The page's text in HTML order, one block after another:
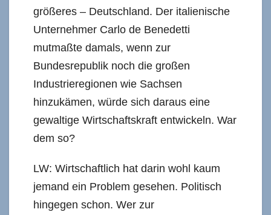
größeres – Deutschland. Der italienische
Unternehmer Carlo de Benedetti
mutmaßte damals, wenn zur
Bundesrepublik noch die großen
Industrieregionen wie Sachsen
hinzukämen, würde sich daraus eine
gewaltige Wirtschaftskraft entwickeln. War
dem so?
LW: Wirtschaftlich hat darin wohl kaum
jemand ein Problem gesehen. Politisch
hingegen schon. Wer zur